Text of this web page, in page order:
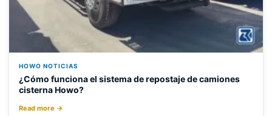
HOWO NOTICIAS
¿Cómo funciona el sistema de repostaje de camiones
cisterna Howo?
Read more →